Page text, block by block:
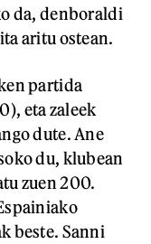
da, denboraldi
aritu ostean.
partida
eta zaleek
dute. Ane
du, klubean
zuen 200.
beste. Sanni